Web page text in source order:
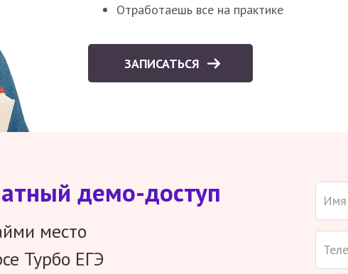
Отработаешь все на практике
ЗАПИСАТЬСЯ
демо-доступ
место
Турбо ЕГЭ